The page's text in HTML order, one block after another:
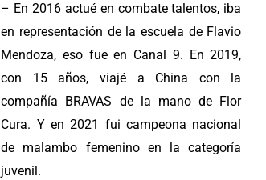
– En 2016 actué en combate talentos, iba
en representación de la escuela de Flavio
Mendoza, eso fue en Canal 9. En 2019,
con 15 años, viajé a China con la
compañía BRAVAS de la mano de Flor
Cura. Y en 2021 fui campeona nacional
de malambo femenino en la categoría
juvenil.